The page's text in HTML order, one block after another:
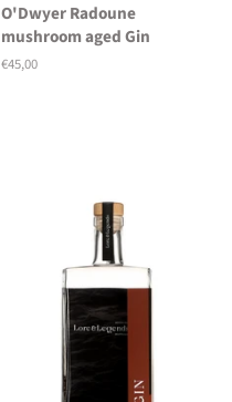
O'Dwyer Radoune
mushroom aged Gin
Normaler
€45,00